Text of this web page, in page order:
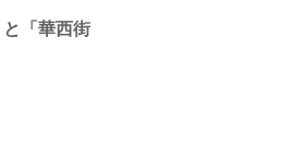
「華西街